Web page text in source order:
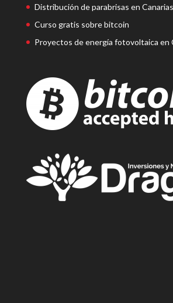
Distribución de parabrisas en Canarias
Curso gratis sobre bitcoin
Proyectos de energía fotovoltaica en